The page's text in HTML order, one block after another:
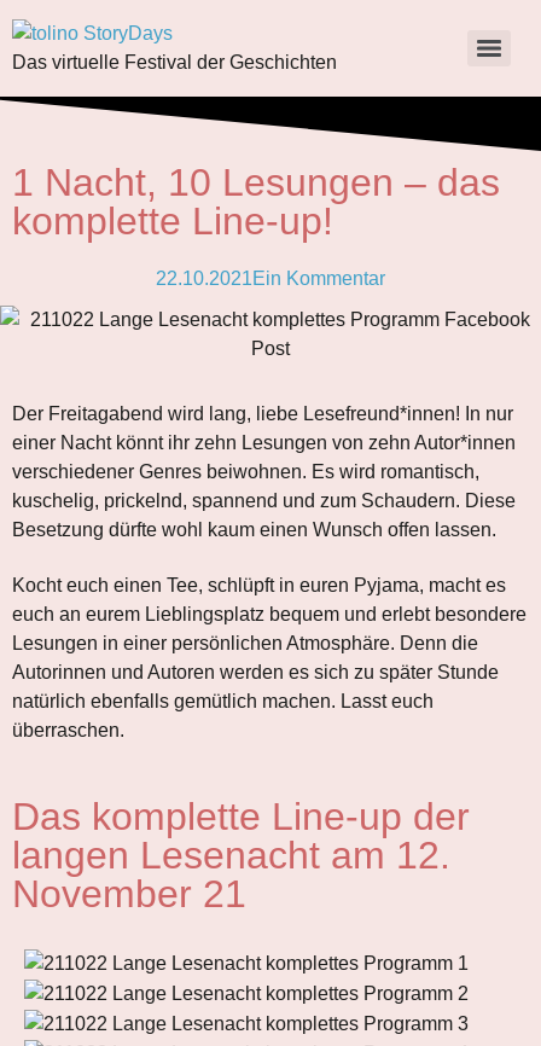
Das virtuelle Festival der Geschichten
1 Nacht, 10 Lesungen – das
komplette Line-up!
22.10.2021Ein Kommentar
Der Freitagabend wird lang, liebe Lesefreund*innen! In nur
einer Nacht könnt ihr zehn Lesungen von zehn Autor*innen
verschiedener Genres beiwohnen. Es wird romantisch,
kuschelig, prickelnd, spannend und zum Schaudern. Diese
Besetzung dürfte wohl kaum einen Wunsch offen lassen.
Kocht euch einen Tee, schlüpft in euren Pyjama, macht es
euch an eurem Lieblingsplatz bequem und erlebt besondere
Lesungen in einer persönlichen Atmosphäre. Denn die
Autorinnen und Autoren werden es sich zu später Stunde
natürlich ebenfalls gemütlich machen. Lasst euch
überraschen.
Das komplette Line-up der
langen Lesenacht am 12.
November 21